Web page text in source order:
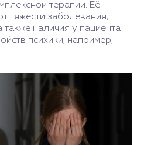
терапии. Её
тяжести заболевания,
также наличия у пациента
психики, например,